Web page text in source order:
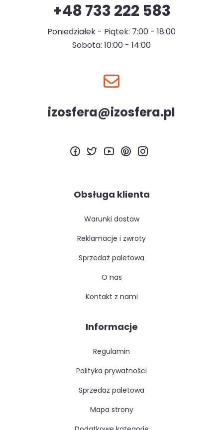
+48 733 222 583
Poniedziałek - Piątek: 7:00 - 18:00
Sobota: 10:00 - 14:00
izosfera@izosfera.pl
Obsługa klienta
warunki dostaw
reklamacje i zwroty
sprzedaż paletowa
o nas
kontakt z nami
Informacje
regulamin
polityka prywatności
sprzedaż paletowa
mapa strony